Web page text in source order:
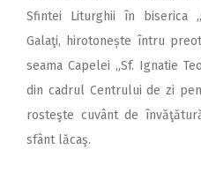
Sfintei Liturghii în biserica
Galaţi, hirotonește întru
seama Capelei „Sf. Ignatie
din cadrul Centrului de zi
rosteşte cuvânt de
sfânt lăcaş.